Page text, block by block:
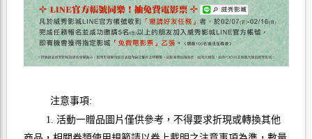
注意事項:
1. 活動一贈品圖片僅供參考，不得要求折現或轉換其他